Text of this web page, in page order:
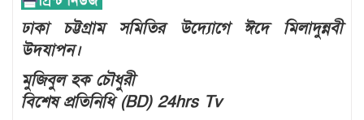
ঢাকা চট্টগ্রাম সমিতির উদ্যোগে ঈদে মিলাদুন্নবী
উদযাপন।
মুজিবুল হক চৌধুরী
বিশেষ প্রতিনিধি (BD) 24hrs Tv